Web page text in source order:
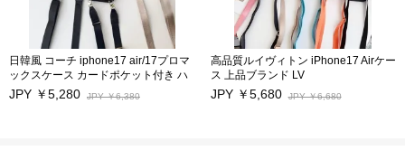
日韓風 コーチ iphone17 air/17プロマ
ックスケース カードポケット付き ハ
イブランド Coach アイフォン17 16
pro max/15/14/13pro/12pro max保護
JPY ￥5,280 JPY ￥6,380
高品質ルイヴィトン iPhone17 Airケー
ス 上品ブランド LV
iPhone17/17Pro/17Pro Maxスマホケ
ース 性能抜群 カードポケット付き ア
JPY ￥5,680 JPY ￥6,680